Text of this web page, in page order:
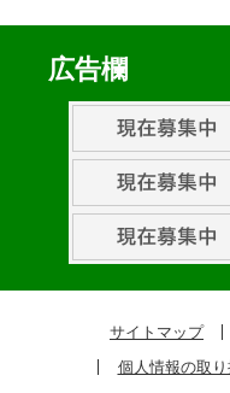
広告欄
サイトマップ
個人情報の取